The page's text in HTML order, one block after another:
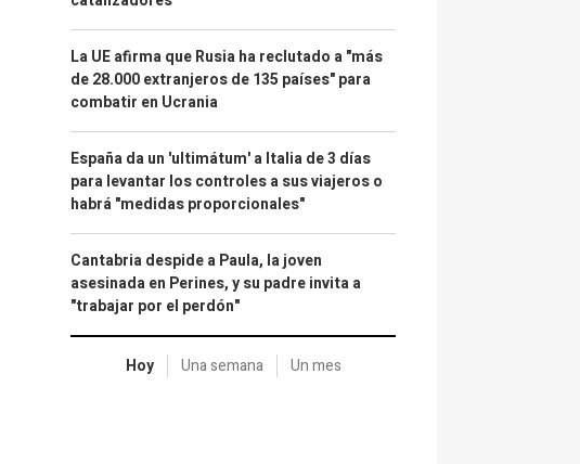
La UE afirma que Rusia ha reclutado a "más
de 28.000 extranjeros de 135 países" para
combatir en Ucrania
España da un 'ultimátum' a Italia de 3 días
para levantar los controles a sus viajeros o
habrá "medidas proporcionales"
Cantabria despide a Paula, la joven
asesinada en Perines, y su padre invita a
"trabajar por el perdón"
Hoy Una semana Un mes